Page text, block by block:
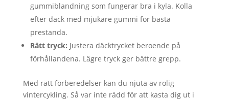
gummiblandning som fungerar bra i kyla. Kolla
efter däck med mjukare gummi för bästa
prestanda.
Rätt tryck: Justera däcktrycket beroende på
förhållandena. Lägre tryck ger bättre grepp.
Med rätt förberedelser kan du njuta av rolig
vintercykling. Så var inte rädd för att kasta dig ut i